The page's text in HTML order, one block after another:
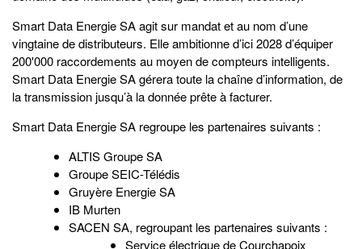
Smart Data Energie SA agit sur mandat et au nom d’une
vingtaine de distributeurs. Elle ambitionne d’ici 2028 d’équiper
200'000 raccordements au moyen de compteurs intelligents.
Smart Data Energie SA gérera toute la chaîne d’information, de
la transmission jusqu’à la donnée prête à facturer.
Smart Data Energie SA regroupe les partenaires suivants :
ALTIS Groupe SA
Groupe SEIC-Télédis
Gruyère Energie SA
IB Murten
SACEN SA, regroupant les partenaires suivants :
Service électrique de Courchapoix